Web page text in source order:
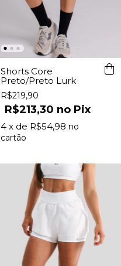
Shorts Core
Preto/Preto Lurk
R$219,90
R$213,30 Pix
4 x de R$54,98